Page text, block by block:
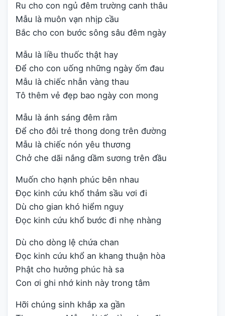
Ru cho con ngủ đêm trường canh thâu
Mẫu là muôn vạn nhịp cầu
Bắc cho con bước sông sâu đêm ngày
Mẫu là liều thuốc thật hay
Để cho con uống những ngày ốm đau
Mẫu là chiếc nhẫn vàng thau
Tô thêm vẻ đẹp bao ngày con mong
Mẫu là ánh sáng đêm rằm
Để cho đôi trẻ thong dong trên đường
Mẫu là chiếc nón yêu thương
Chở che dãi nắng dầm sương trên đầu
Muốn cho hạnh phúc bên nhau
Đọc kinh cứu khổ thảm sầu vơi đi
Dù cho gian khó hiểm nguy
Đọc kinh cứu khổ bước đi nhẹ nhàng
Dù cho dòng lệ chứa chan
Đọc kinh cứu khổ an khang thuận hòa
Phật cho hưởng phúc hà sa
Con ơi ghi nhớ kinh này trong tâm
Hỡi chúng sinh khắp xa gần